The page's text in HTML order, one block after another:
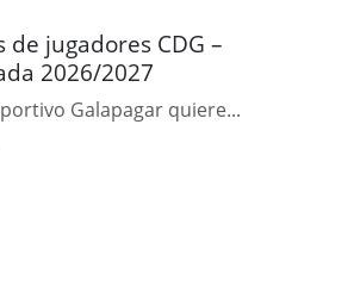
de jugadores CDG –
2026/2027
Galapagar quiere...